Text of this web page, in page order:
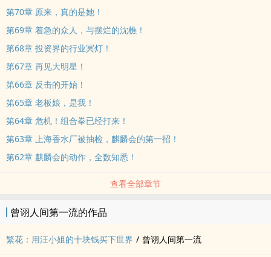
第70章 原来，真的是她！
第69章 着急的众人，与摆烂的沈樵！
第68章 投资界的行业冥灯！
第67章 再见大明星！
第66章 反击的开始！
第65章 老板娘，是我！
第64章 危机！组合拳已经打来！
第63章 上海香水厂被抽检，麒麟会的第一招！
第62章 麒麟会的动作，全数知悉！
查看全部章节
曾诩人间第一流的作品
繁花：用汪小姐的十块钱买下世界 / 曾诩人间第一流